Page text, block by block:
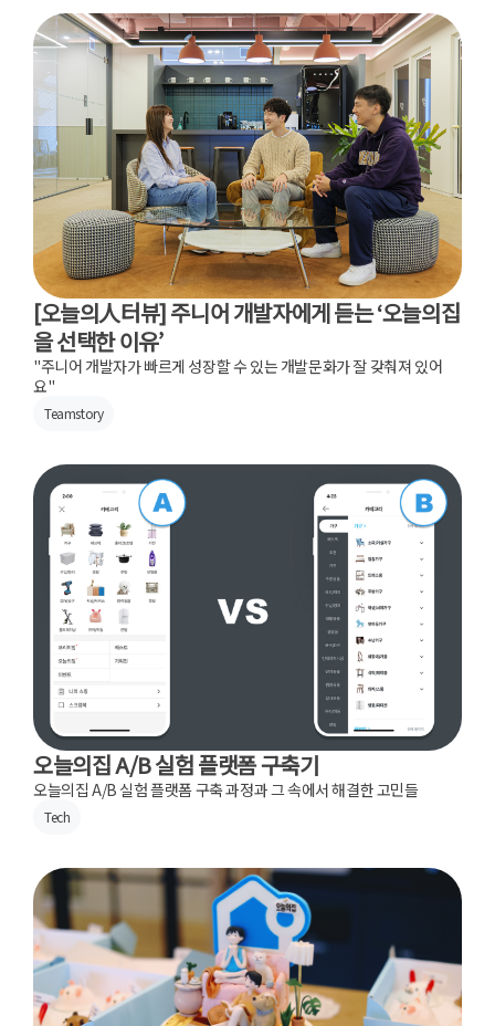
[오늘의人터뷰] 주니어 개발자에게 듣는 ‘오늘의집
을 선택한 이유’
"주니어 개발자가 빠르게 성장할 수 있는 개발문화가 잘 갖춰져 있어
요"
Teamstory
오늘의집 A/B 실험 플랫폼 구축기
오늘의집 A/B 실험 플랫폼 구축 과정과 그 속에서 해결한 고민들
Tech